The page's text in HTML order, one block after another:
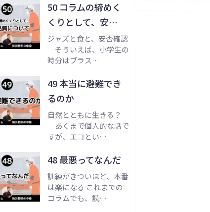
50 コラムの締めく
くりとして、安…
ジャズと食と、安否確認
そういえば、小学生の
時分はブラス…
49 本当に避難でき
るのか
自然とともに生きる？
あくまで個人的な話で
すが、エコとい…
48 最悪ってなんだ
訓練がきついほど、本番
は楽になる これまでの
コラムでも、読…